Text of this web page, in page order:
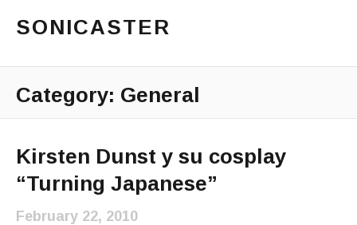
SONICASTER
Main Menu
Category: General
Kirsten Dunst y su cosplay
“Turning Japanese”
February 22, 2010